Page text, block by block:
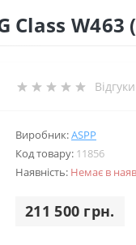
W463
Виробник:ASPP
Код товару: 11856
Наявність: Немає в
211 500 грн.